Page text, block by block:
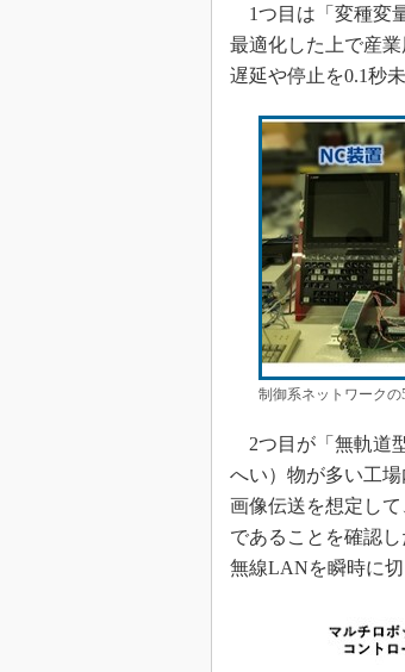
1つ目は「変種変
最適化した上で産
遅延や停止を0.1秒
制御系ネットワーク
2つ目が「無軌道
へい）物が多い工
画像伝送を想定し
であることを確認
無線LANを瞬時に